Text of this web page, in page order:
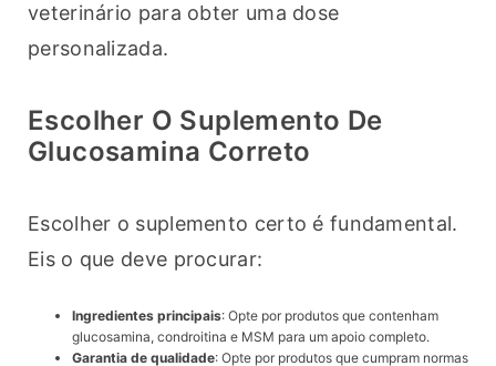
veterinário para obter uma dose
personalizada.
Escolher O Suplemento De
Glucosamina Correto
Escolher o suplemento certo é fundamental.
Eis o que deve procurar:
Ingredientes principais: Opte por produtos que contenham
glucosamina, condroitina e MSM para um apoio completo.
Garantia de qualidade: Opte por produtos que cumpram normas